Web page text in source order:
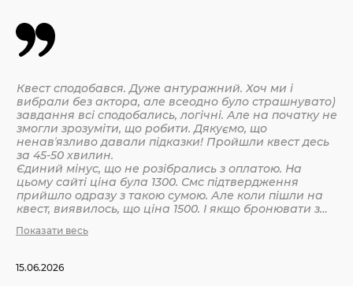
Квест сподобався. Дуже антуражний. Хоч ми і
вибрали без актора, але всеодно було страшнувато)
завдання всі сподобались, логічні. Але на початку не
змогли зрозуміти, що робити. Дякуємо, що
ненавʼязливо давали підказки! Пройшли квест десь
за 45-50 хвилин.
Єдиний мінус, що не розібрались з оплатою. На
цьому сайті ціна була 1300. Смс підтвердження
прийшло одразу з такою сумою. Але коли пішли на
квест, виявилось, що ціна 1500. І якщо бронювати з
невелика, але всеодно уточнюйте при бронюванні
Показати весь
15.06.2026